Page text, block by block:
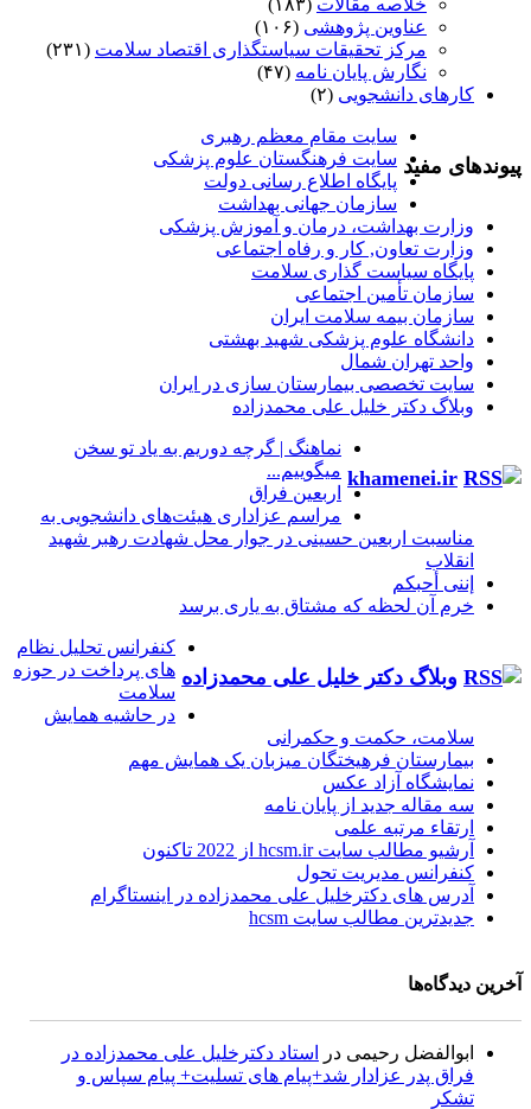
عناوین پژوهشی (۱۰۶)
مرکز تحقیقات سیاستگذاری اقتصاد سلامت (۲۳۱)
نگارش پایان نامه (۴۷)
کارهای دانشجویی (۲)
پیوندهای مفید
سایت مقام معظم رهبری
سایت فرهنگستان علوم پزشکی
پایگاه اطلاع رسانی دولت
سازمان جهانی بهداشت
وزارت بهداشت، درمان و آموزش پزشکی
وزارت تعاون, کار و رفاه اجتماعی
پایگاه سیاست گذاری سلامت
سازمان تأمین اجتماعی
سازمان بیمه سلامت ایران
دانشگاه علوم پزشکی شهید بهشتی
واحد تهران شمال
سایت تخصصی بیمارستان سازی در ایران
وبلاگ دکتر خلیل علی محمدزاده
khamenei.ir
نماهنگ |‌ گرچه دوریم به یاد تو سخن
میگوییم...
اربعین فراق
مراسم عزاداری هیئت‌های دانشجویی به
مناسبت اربعین حسینی در جوار محل شهادت رهبر شهید
انقلاب
إننی أحبکم
خرم آن لحظه که مشتاق به یاری برسد
وبلاگ دکتر خلیل علی محمدزاده
کنفرانس تحلیل نظام
های پرداخت در حوزه
سلامت
در حاشیه همایش
سلامت، حکمت و حکمرانی
بیمارستان فرهیختگان میزبان یک همایش مهم
نمایشگاه آزاد عکس
سه مقاله جدید از پایان نامه
ارتقاء مرتبه علمی
آرشیو مطالب سایت hcsm.ir از 2022 تاکنون
کنفرانس مدیریت تحول
آدرس های دکترخلیل علی محمدزاده در اینستاگرام
جدیدترین مطالب سایت hcsm
آخرین دیدگاه‌ها
ابوالفضل رحیمی در
استاد دکترخلیل علی محمدزاده در
فراق پدر عزادار شد+پیام های تسلیت+ پیام سپاس و
تشکر